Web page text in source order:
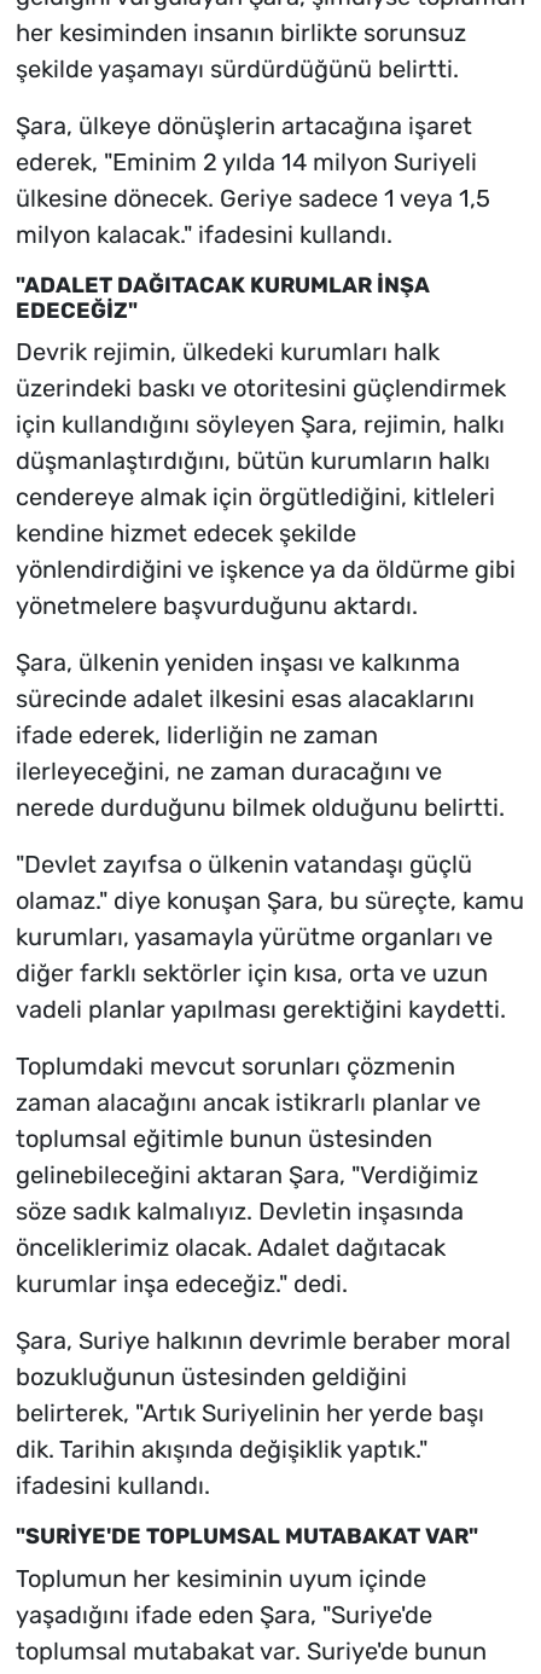
her kesiminden insanın birlikte sorunsuz
şekilde yaşamayı sürdürdüğünü belirtti.
Şara, ülkeye dönüşlerin artacağına işaret
ederek, "Eminim 2 yılda 14 milyon Suriyeli
ülkesine dönecek. Geriye sadece 1 veya 1,5
milyon kalacak." ifadesini kullandı.
"ADALET DAĞITACAK KURUMLAR İNŞA
EDECEĞİZ"
Devrik rejimin, ülkedeki kurumları halk
üzerindeki baskı ve otoritesini güçlendirmek
için kullandığını söyleyen Şara, rejimin, halkı
düşmanlaştırdığını, bütün kurumların halkı
cendereye almak için örgütlediğini, kitleleri
kendine hizmet edecek şekilde
yönlendirdiğini ve işkence ya da öldürme gibi
yönetmelere başvurduğunu aktardı.
Şara, ülkenin yeniden inşası ve kalkınma
sürecinde adalet ilkesini esas alacaklarını
ifade ederek, liderliğin ne zaman
ilerleyeceğini, ne zaman duracağını ve
nerede durduğunu bilmek olduğunu belirtti.
"Devlet zayıfsa o ülkenin vatandaşı güçlü
olamaz." diye konuşan Şara, bu süreçte, kamu
kurumları, yasamayla yürütme organları ve
diğer farklı sektörler için kısa, orta ve uzun
vadeli planlar yapılması gerektiğini kaydetti.
Toplumdaki mevcut sorunları çözmenin
zaman alacağını ancak istikrarlı planlar ve
toplumsal eğitimle bunun üstesinden
gelinebileceğini aktaran Şara, "Verdiğimiz
söze sadık kalmalıyız. Devletin inşasında
önceliklerimiz olacak. Adalet dağıtacak
kurumlar inşa edeceğiz." dedi.
Şara, Suriye halkının devrimle beraber moral
bozukluğunun üstesinden geldiğini
belirterek, "Artık Suriyelinin her yerde başı
dik. Tarihin akışında değişiklik yaptık."
ifadesini kullandı.
"SURİYE'DE TOPLUMSAL MUTABAKAT VAR"
Toplumun her kesiminin uyum içinde
yaşadığını ifade eden Şara, "Suriye'de
toplumsal mutabakat var. Suriye'de bunun